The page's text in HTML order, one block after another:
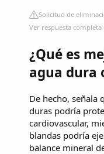
Solicitud de
Ver respuesta
¿Qué es
agua dura
De hecho, señala
duras podría
cardiovascular,
blandas podría
balance mineral